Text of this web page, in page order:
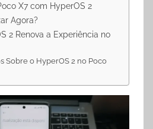
X7 com HyperOS 2
Agora?
2 Renova a Experiência no
Sobre o HyperOS 2 no Poco